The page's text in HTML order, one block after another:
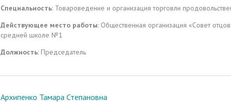
Специальность: Товароведение и организация торговли
Действующее место работы: Общественная организация «Совет
средней школе №1
Должность: Председатель
Архипенко Тамара Степановна